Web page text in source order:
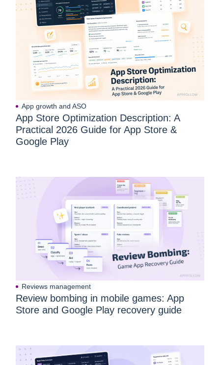
App growth and ASO
App Store Optimization Description: A
Practical 2026 Guide for App Store &
Google Play
Reviews management
Review bombing in mobile games: App
Store and Google Play recovery guide